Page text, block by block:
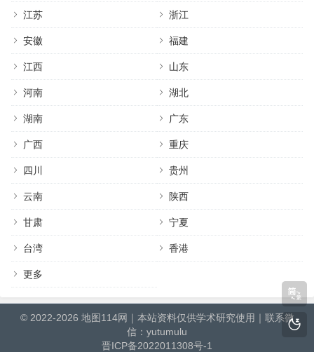
江苏 浙江
安徽 福建
江西 山东
河南 湖北
湖南 广东
广西 重庆
四川 贵州
云南 陕西
甘肃 宁夏
台湾 香港
更多
© 2022-2026 地图114网 ｜本站资料仅供学术研究使用｜联系微
信：yutumulu
晋ICP备2022011308号-1